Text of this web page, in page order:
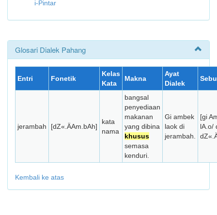
i-Pintar
Glosari Dialek Pahang
Entri Fonetik
Kelas
Kata
Makna
Ayat
Dialek
jerambah [dZ«.ÄAm.bAh]
kata
nama
bangsal
penyediaan
makanan
yang dibina
khusus
semasa
kenduri.
Gi ambek
laok di
jerambah.
[gi
lA.o/
Kembali ke atas